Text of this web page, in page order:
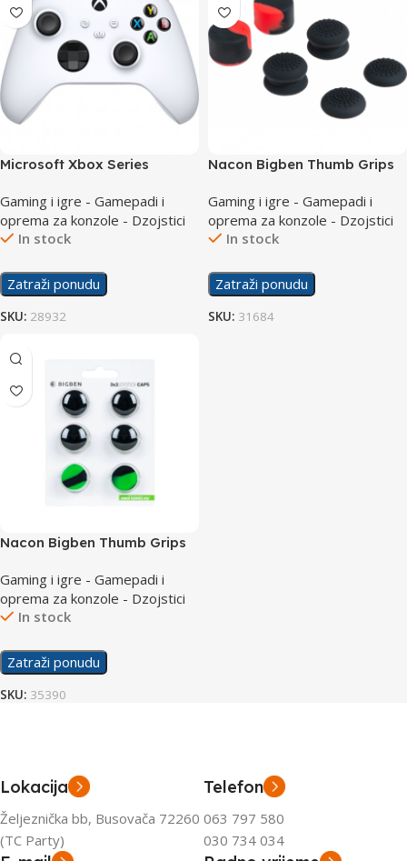
Microsoft Xbox Series
Gaming i igre - Gamepadi i
oprema za konzole - Dzojstici
In stock
Zatraži ponudu
SKU: 28932
Nacon Bigben Thumb Grips
Gaming i igre - Gamepadi i
oprema za konzole - Dzojstici
In stock
Zatraži ponudu
SKU: 31684
Nacon Bigben Thumb Grips
Gaming i igre - Gamepadi i
oprema za konzole - Dzojstici
In stock
Zatraži ponudu
SKU: 35390
Lokacija
Željeznička bb, Busovača 72260
(TC Party)
Telefon
063 797 580
030 734 034